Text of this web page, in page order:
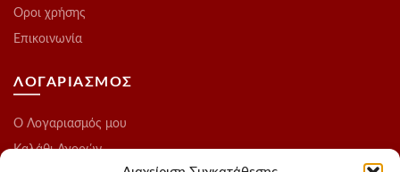
Οροι χρήσης
Επικοινωνία
ΛΟΓΑΡΙΑΣΜΟΣ
O Λογαριασμός μου
Καλάθι Αγορών